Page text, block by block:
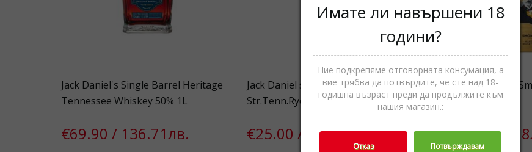
Jack Daniel's Single Barrel Heritage
Tennessee Whiskey 50% 1L
€69.90 / 136.71лв.
Jack Daniel s Bold&Spicy,
Str.Tenn.Rye Whiskey 53.5% 0.5L
€25.00 / 48.90лв.
Chivas Regal Extra
Whisky 40% 1L
€43.50 /
Имате ли навършени 18
години?
Ние подкрепяме отговорната консумация, а
вие трябва да потвърдите, че сте над 18-
годишна възраст преди да продължите към
нашия магазин.:
Отказ Потвърждавам